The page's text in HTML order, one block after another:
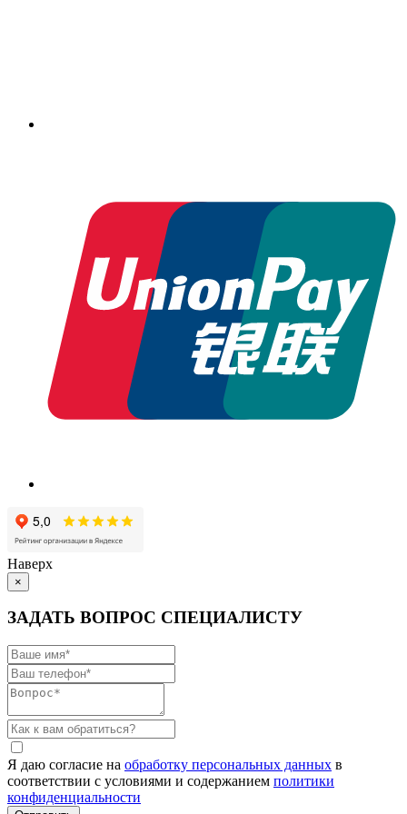
Наверх
×
ЗАДАТЬ ВОПРОС СПЕЦИАЛИСТУ
Я даю согласие на обработку персональных данных в
соответствии с условиями и содержанием политики
конфиденциальности